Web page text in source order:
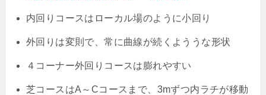
内回りコースはローカル場のように小回り
外回りは変則で、常に曲線が続くよううな形状
４コーナー外回りコースは膨れやすい
芝コースはA～Cコースまで、3mずつ内ラチが移動